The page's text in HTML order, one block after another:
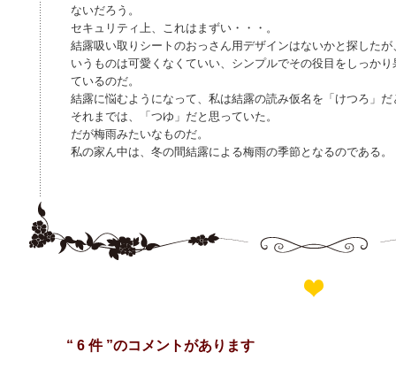
ないだろう。
セキュリティ上、これはまずい・・・。
結露吸い取りシートのおっさん用デザインはないかと探した
いうものは可愛くなくていい、シンプルでその役目をしっか
ているのだ。
結露に悩むようになって、私は結露の読み仮名を「けつろ」だ
それまでは、「つゆ」だと思っていた。
だが梅雨みたいなものだ。
私の家ん中は、冬の間結露による梅雨の季節となるのである。
“ 6 件 ”のコメントがあります